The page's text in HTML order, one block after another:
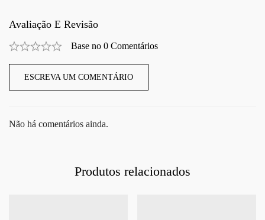
Avaliação E Revisão
Base no 0 Comentários
ESCREVA UM COMENTÁRIO
Não há comentários ainda.
Produtos relacionados